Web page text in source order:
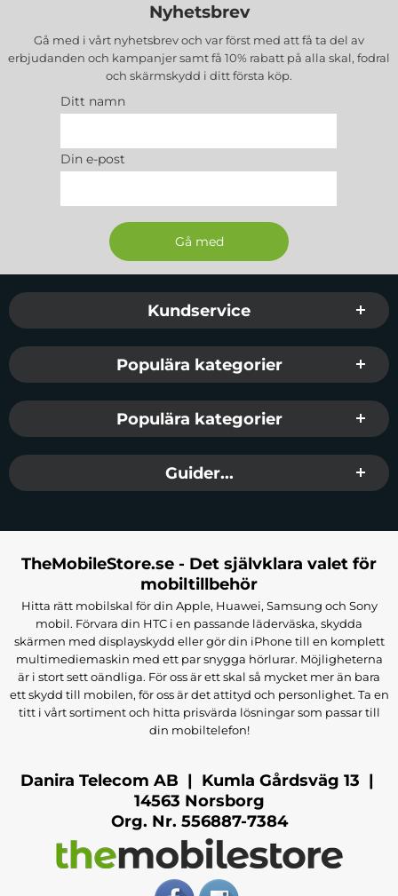
Tillverkare: CAVALET
EAN:7330675099089
Nyhetsbrev
Gå med i vårt nyhetsbrev och var först med att få ta del av
erbjudanden och kampanjer samt få 10% rabatt på alla skal, fodral
och skärmskydd i ditt första köp.
Ditt namn
Din e-post
Sidfot Blandad info och länkar
Kundservice
Populära kategorier
Populära kategorier
Guider...
TheMobileStore.se - Det självklara valet för
mobiltillbehör
Hitta rätt mobilskal för din Apple, Huawei, Samsung och Sony
mobil. Förvara din HTC i en passande läderväska, skydda
skärmen med displayskydd eller gör din iPhone till en komplett
multimediemaskin med ett par snygga hörlurar. Möjligheterna
är i stort sett oändliga. För oss är ett skal så mycket mer än bara
ett skydd till mobilen, för oss är det attityd och personlighet. Ta en
titt i vårt sortiment och hitta prisvärda lösningar som passar till
din mobiltelefon!
Danira Telecom AB | Kumla Gårdsväg 13 |
14563 Norsborg
Org. Nr. 556887-7384